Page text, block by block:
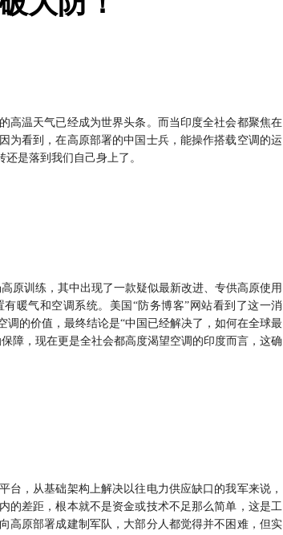
高温天气已经成为世界头条。而当印度全社会都聚焦在
为看到，在高原部署的中国士兵，能操作搭载空调的运
是落到我们自己身上了。
原训练，其中出现了一款疑似最新改进、专供高原使用
暖气和空调系统。美国“防务博客”网站看到了这一消
的价值，最终结论是“中国已经解决了，如何在全球最
障，现在更是全社会都高度渴望空调的印度而言，这确
台，从基础架构上解决以往电力供应缺口的我军来说，
的差距，根本就不是资金或技术不足那么简单，这是工
高原部署成建制军队，大部分人都觉得并不困难，但实